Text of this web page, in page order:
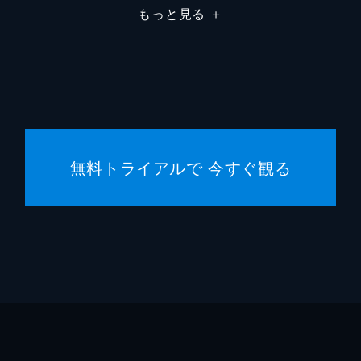
もっと見る ＋
無料トライアルで 今すぐ観る